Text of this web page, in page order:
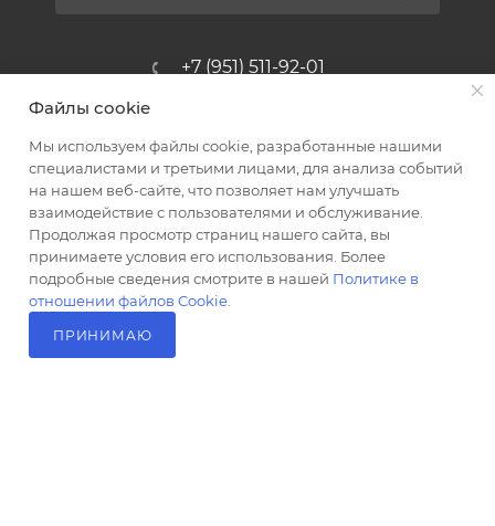
+7 (951) 511-92-01
Магазин-склад ТЦ "Альтус"
Ростовская обл, Аксайский р-н,
пос. Янтарный, Малое Зеленое
Кольцо, 3, ТЦ "Альтус" 1 этаж
Показать на карте
Файлы cookie
Мы используем файлы cookie, разработанные нашими
специалистами и третьими лицами, для анализа событий
на нашем веб-сайте, что позволяет нам улучшать
взаимодействие с пользователями и обслуживание.
Продолжая просмотр страниц нашего сайта, вы
принимаете условия его использования. Более
подробные сведения смотрите в нашей Политике в
отношении файлов Cookie
ПРИНИМАЮ